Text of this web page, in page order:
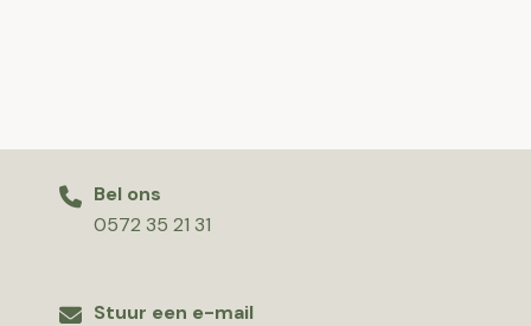
Bel ons
0572 35 21 31
Stuur een e-mail